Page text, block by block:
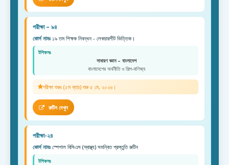
পরীক্ষা – ৯৪
কোর্স নামঃ ১৯ তম শিক্ষক নিবন্ধন - লেকচারশীট ভিত্তিক।
টপিকসঃ
সাধারণ জ্ঞান – বাংলাদেশ
বাংলাদেশের অর্থনীতি ও শিল্প-বাণিজ্য
পরীক্ষা শুরুঃ (৫ম ব্যাচ) শুরু ৫ মে, ২০২৬।
রুটিন দেখুন
পরীক্ষা-২৪
কোর্স নামঃ স্পেশাল বিসিএস (স্বাস্থ্য) সমন্বিত প্রস্তুতি রুটিন
টপিকসঃ